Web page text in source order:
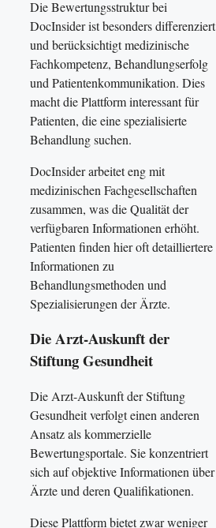
Die Bewertungsstruktur bei
DocInsider ist besonders differenziert
und berücksichtigt medizinische
Fachkompetenz, Behandlungserfolg
und Patientenkommunikation. Dies
macht die Plattform interessant für
Patienten, die eine spezialisierte
Behandlung suchen.
DocInsider arbeitet eng mit
medizinischen Fachgesellschaften
zusammen, was die Qualität der
verfügbaren Informationen erhöht.
Patienten finden hier oft detailliertere
Informationen zu
Behandlungsmethoden und
Spezialisierungen der Ärzte.
Die Arzt-Auskunft der
Stiftung Gesundheit
Die Arzt-Auskunft der Stiftung
Gesundheit verfolgt einen anderen
Ansatz als kommerzielle
Bewertungsportale. Sie konzentriert
sich auf objektive Informationen über
Ärzte und deren Qualifikationen.
Diese Plattform bietet zwar weniger